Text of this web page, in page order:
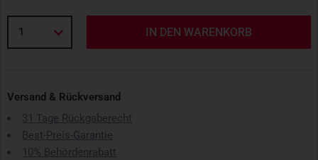
1 IN DEN WARENKORB
Versand & Rückversand
31 Tage Rückgaberecht
Best-Preis-Garantie
10% Behördenrabatt